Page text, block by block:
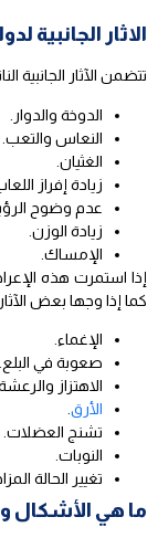
الاثار الجانبية
تتضمن الآثار الجانبية
الدوخة والدوار.
النعاس والتعب.
الغثيان.
زيادة إفراز
عدم وضوح
زيادة الوزن.
الإمساك.
إذا استمرت هذه
كما إذا وجها بعض
الإغماء.
صعوبة في البلع.
الاهتزاز
الأرق
تشنج العضلات.
النوبات.
تغيير الحالة
ما هي الأشكال